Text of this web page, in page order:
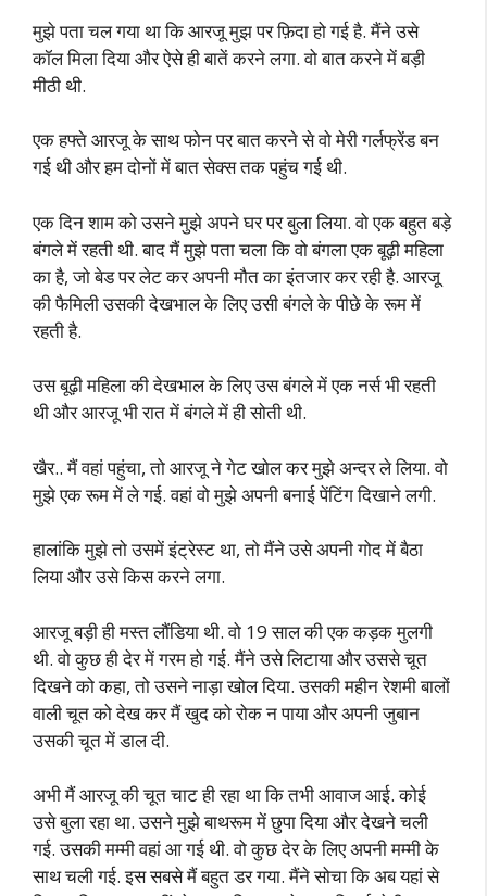
मुझे पता चल गया था कि आरजू मुझ पर फ़िदा हो गई है. मैंने उसे
कॉल मिला दिया और ऐसे ही बातें करने लगा. वो बात करने में बड़ी
मीठी थी.
एक हफ्ते आरजू के साथ फोन पर बात करने से वो मेरी गर्लफ्रेंड बन
गई थी और हम दोनों में बात सेक्स तक पहुंच गई थी.
एक दिन शाम को उसने मुझे अपने घर पर बुला लिया. वो एक बहुत बड़े
बंगले में रहती थी. बाद मैं मुझे पता चला कि वो बंगला एक बूढ़ी महिला
का है, जो बेड पर लेट कर अपनी मौत का इंतजार कर रही है. आरजू
की फैमिली उसकी देखभाल के लिए उसी बंगले के पीछे के रूम में
रहती है.
उस बूढ़ी महिला की देखभाल के लिए उस बंगले में एक नर्स भी रहती
थी और आरजू भी रात में बंगले में ही सोती थी.
खैर.. मैं वहां पहुंचा, तो आरजू ने गेट खोल कर मुझे अन्दर ले लिया. वो
मुझे एक रूम में ले गई. वहां वो मुझे अपनी बनाई पेंटिंग दिखाने लगी.
हालांकि मुझे तो उसमें इंट्रेस्ट था, तो मैंने उसे अपनी गोद में बैठा
लिया और उसे किस करने लगा.
आरजू बड़ी ही मस्त लौंडिया थी. वो 19 साल की एक कड़क मुलगी
थी. वो कुछ ही देर में गरम हो गई. मैंने उसे लिटाया और उससे चूत
दिखने को कहा, तो उसने नाड़ा खोल दिया. उसकी महीन रेशमी बालों
वाली चूत को देख कर मैं खुद को रोक न पाया और अपनी जुबान
उसकी चूत में डाल दी.
अभी मैं आरजू की चूत चाट ही रहा था कि तभी आवाज आई. कोई
उसे बुला रहा था. उसने मुझे बाथरूम में छुपा दिया और देखने चली
गई. उसकी मम्मी वहां आ गई थी. वो कुछ देर के लिए अपनी मम्मी के
साथ चली गई. इस सबसे मैं बहुत डर गया. मैंने सोचा कि अब यहां से